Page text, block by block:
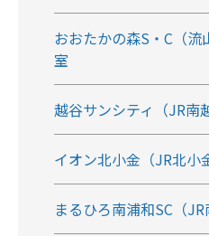
おおたかの森S・C（
室
越谷サンシティ（JR南
イオン北小金（JR北小
まるひろ南浦和SC（